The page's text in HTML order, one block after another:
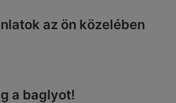
az ön közelében
a baglyot!